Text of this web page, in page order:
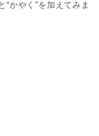
かやく”を加えてみま